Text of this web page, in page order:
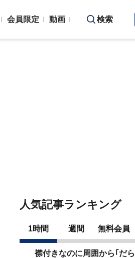
会員限定 動画 検索
人気記事ランキング
1時間 週間 無料会員
襟付きなのに周囲から｢だら